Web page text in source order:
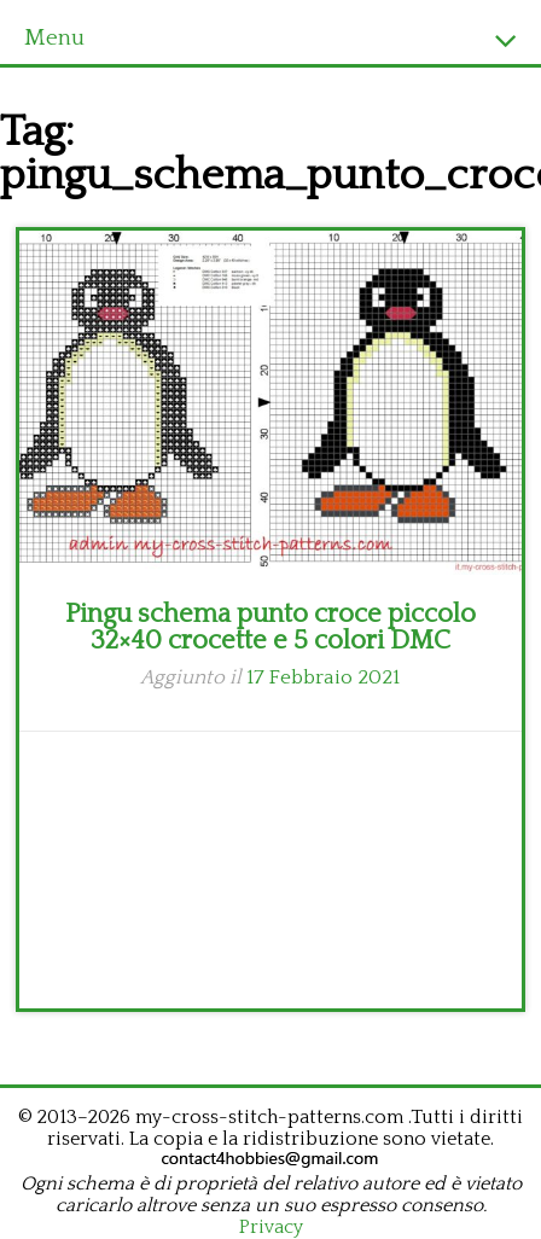
Menu
Ultimi schemi
Alfabeto
Bambini
Disney
Thun
Tag:
Pingu schema punto croce piccolo
32×40 crocette e 5 colori DMC
Aggiunto il 17 Febbraio 2021
© 2013–2026 my-cross-stitch-patterns.com .Tutti i diritti
riservati. La copia e la ridistribuzione sono vietate.
Ogni schema è di proprietà del relativo autore ed è vietato
caricarlo altrove senza un suo espresso consenso.
Privacy